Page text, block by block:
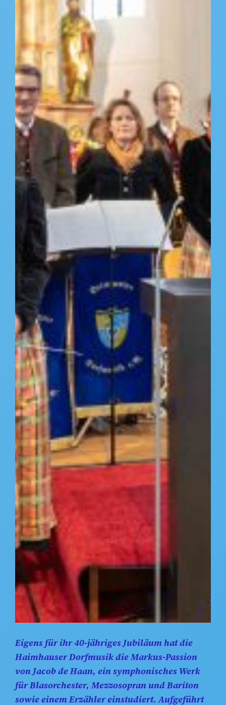
Eigens für ihr 40-jähriges Jubiläum hat die
Haimhauser Dorfmusik die Markus-Passion
von Jacob de Haan, ein symphonisches Werk
für Blasorchester, Mezzosopran und Bariton
sowie einem Erzähler einstudiert. Aufgeführt